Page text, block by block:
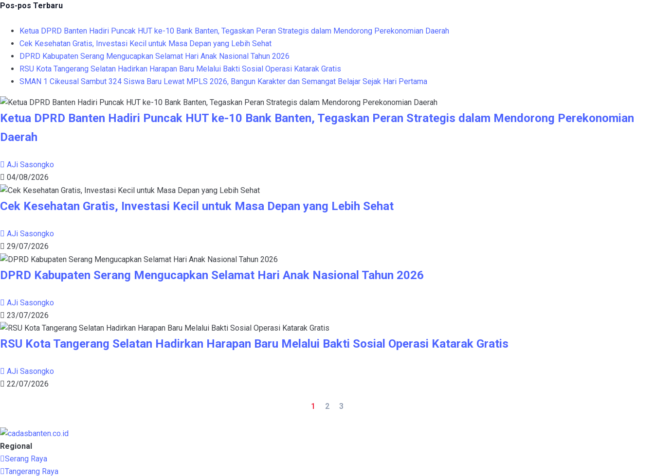
Pos-pos Terbaru
Ketua DPRD Banten Hadiri Puncak HUT ke-10 Bank Banten, Tegaskan Peran Strategis dalam Mendorong Perekonomian Daerah
Cek Kesehatan Gratis, Investasi Kecil untuk Masa Depan yang Lebih Sehat
DPRD Kabupaten Serang Mengucapkan Selamat Hari Anak Nasional Tahun 2026
RSU Kota Tangerang Selatan Hadirkan Harapan Baru Melalui Bakti Sosial Operasi Katarak Gratis
SMAN 1 Cikeusal Sambut 324 Siswa Baru Lewat MPLS 2026, Bangun Karakter dan Semangat Belajar Sejak Hari Pertama
Ketua DPRD Banten Hadiri Puncak HUT ke-10 Bank Banten, Tegaskan Peran Strategis dalam Mendorong Perekonomian
Daerah
AJi Sasongko
04/08/2026
Cek Kesehatan Gratis, Investasi Kecil untuk Masa Depan yang Lebih Sehat
AJi Sasongko
29/07/2026
DPRD Kabupaten Serang Mengucapkan Selamat Hari Anak Nasional Tahun 2026
AJi Sasongko
23/07/2026
RSU Kota Tangerang Selatan Hadirkan Harapan Baru Melalui Bakti Sosial Operasi Katarak Gratis
AJi Sasongko
22/07/2026
1 2 3
Regional
Serang Raya
Tangerang Raya